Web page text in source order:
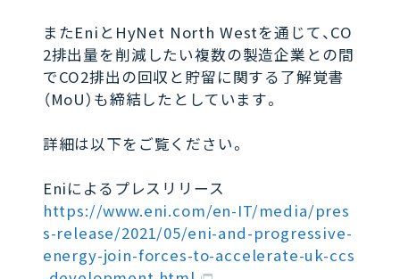
またEniとHyNet North Westを通じて、CO
2排出量を削減したい複数の製造企業との間
でCO2排出の回収と貯留に関する了解覚書
（MoU）も締結したとしています。
詳細は以下をご覧ください。
Eniによるプレスリリース
https://www.eni.com/en-IT/media/pres
s-release/2021/05/eni-and-progressive-
energy-join-forces-to-accelerate-uk-ccs